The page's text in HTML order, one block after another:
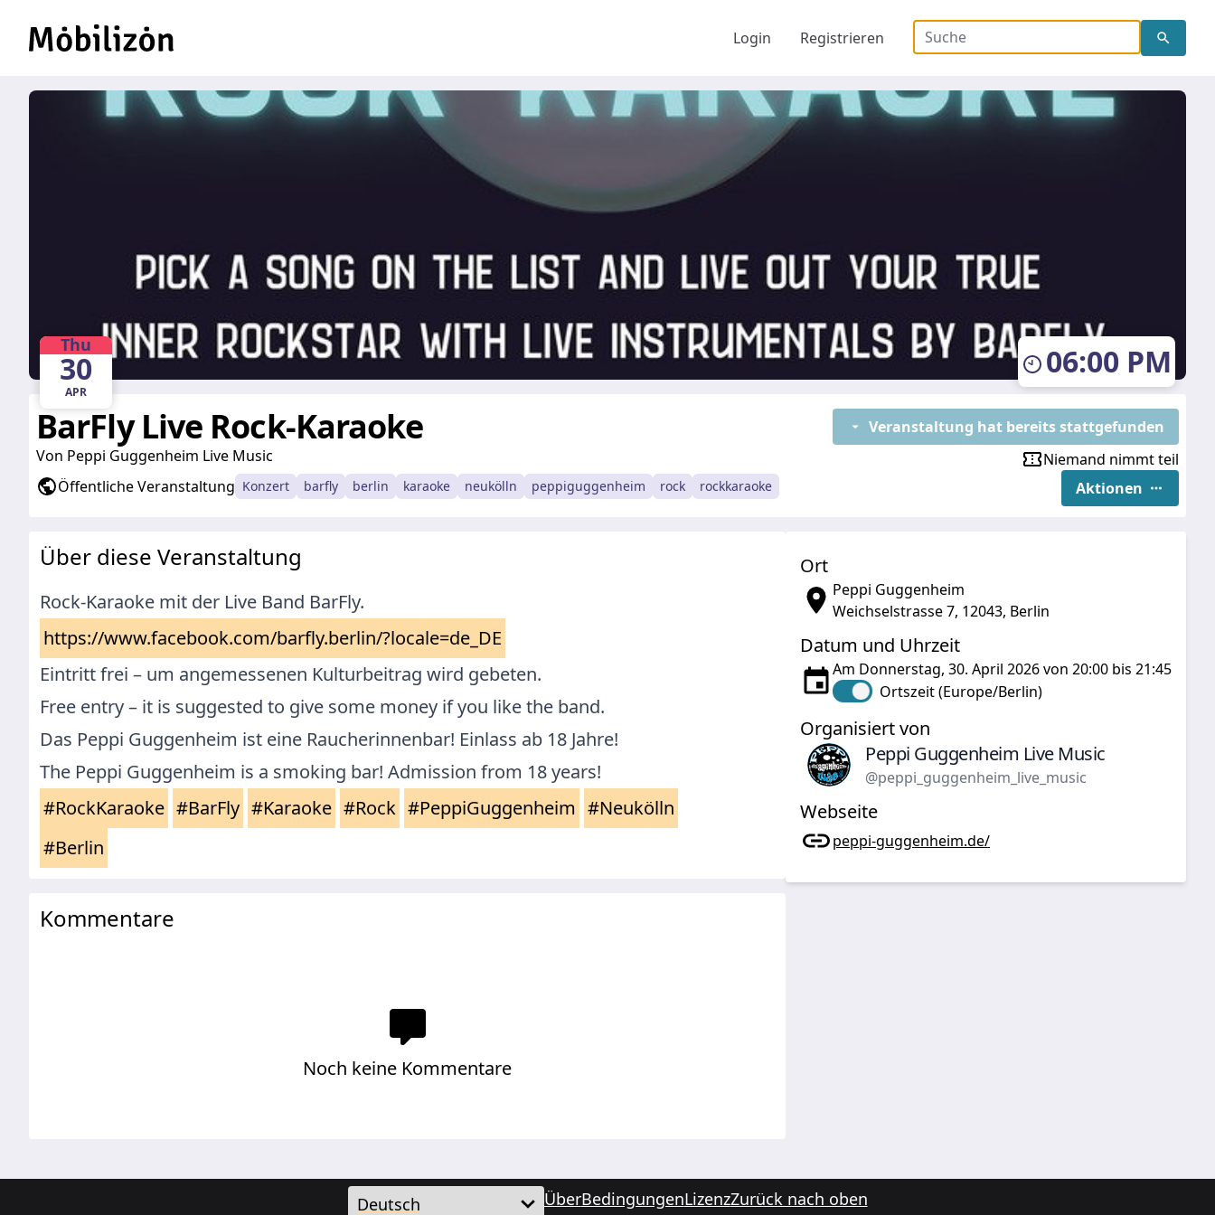
Login Registrieren Schlagwort,
Thu
30
APR
06:00 PM
BarFly Live Rock-Karaoke
Von Peppi Guggenheim Live Music
Öffentliche Veranstaltung Konzert barfly berlin karaoke neukölln peppiguggenheim rock rockkaraoke
Veranstaltung hat bereits stattgefunden
Niemand nimmt teil
Aktionen
Ort
Peppi Guggenheim
Weichselstrasse 7, 12043, Berlin
Datum und Uhrzeit
Am Donnerstag, 30. April 2026 von 20:00 bis 21:45
Ortszeit (Europe/Berlin)
Organisiert von
Peppi Guggenheim Live Music
@peppi_guggenheim_live_music
Webseite
peppi-guggenheim.de/
Über diese Veranstaltung
Rock-Karaoke mit der Live Band BarFly.
https://www.facebook.com/barfly.berlin/?locale=de_DE
Eintritt frei – um angemessenen Kulturbeitrag wird gebeten.
Free entry – it is suggested to give some money if you like the band.
Das Peppi Guggenheim ist eine Raucherinnenbar! Einlass ab 18 Jahre!
The Peppi Guggenheim is a smoking bar! Admission from 18 years!
#RockKaraoke #BarFly #Karaoke #Rock #PeppiGuggenheim #Neukölln
#Berlin
Kommentare
Noch keine Kommentare
ÜberBedingungenLizenzZurück nach oben